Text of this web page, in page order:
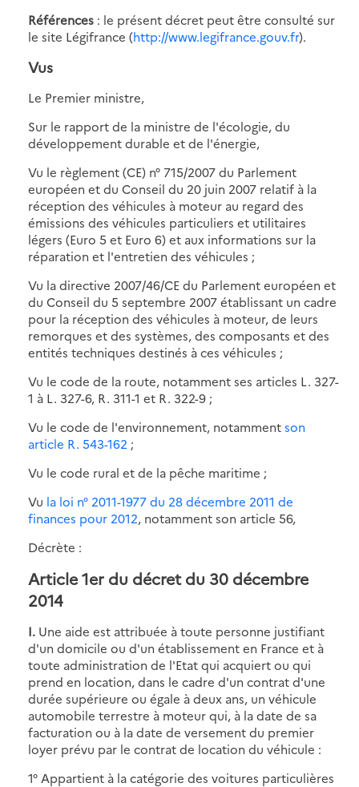
Références : le présent décret peut être consulté sur
le site Légifrance (http://www.legifrance.gouv.fr).
Vus
Le Premier ministre,
Sur le rapport de la ministre de l'écologie, du
développement durable et de l'énergie,
Vu le règlement (CE) n° 715/2007 du Parlement
européen et du Conseil du 20 juin 2007 relatif à la
réception des véhicules à moteur au regard des
émissions des véhicules particuliers et utilitaires
légers (Euro 5 et Euro 6) et aux informations sur la
réparation et l'entretien des véhicules ;
Vu la directive 2007/46/CE du Parlement européen et
du Conseil du 5 septembre 2007 établissant un cadre
pour la réception des véhicules à moteur, de leurs
remorques et des systèmes, des composants et des
entités techniques destinés à ces véhicules ;
Vu le code de la route, notamment ses articles L. 327-
1 à L. 327-6, R. 311-1 et R. 322-9 ;
Vu le code de l'environnement, notammentson
article R. 543-162 ;
Vu le code rural et de la pêche maritime ;
Vu la loi n° 2011-1977 du 28 décembre 2011 de
finances pour 2012, notamment son article 56,
Décrète :
Article 1er du décret du 30 décembre
2014
I. Une aide est attribuée à toute personne justifiant
d'un domicile ou d'un établissement en France et à
toute administration de l'Etat qui acquiert ou qui
prend en location, dans le cadre d'un contrat d'une
durée supérieure ou égale à deux ans, un véhicule
automobile terrestre à moteur qui, à la date de sa
facturation ou à la date de versement du premier
loyer prévu par le contrat de location du véhicule :
1° Appartient à la catégorie des voitures particulières